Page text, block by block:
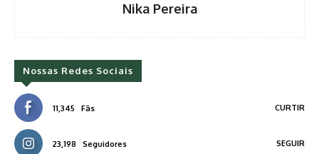
Nika Pereira
Nossas Redes Sociais
11,345 Fãs CURTIR
23,198 Seguidores SEGUIR